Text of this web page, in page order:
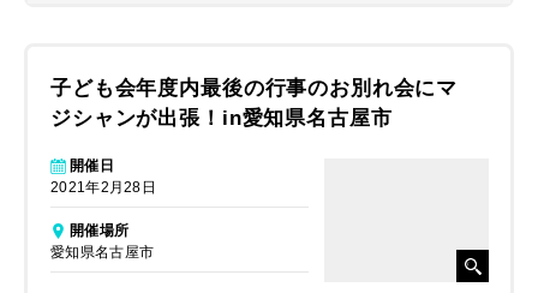
子ども会年度内最後の行事のお別れ会にマ
ジシャンが出張！in愛知県名古屋市
開催日
2021年2月28日
開催場所
愛知県名古屋市